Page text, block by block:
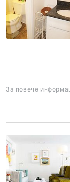
За повече